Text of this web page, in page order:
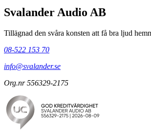
Svalander Audio AB
Tillägnad den svåra konsten att få bra ljud
08-522 153 70
info@svalander.se
Org.nr 556329-2175